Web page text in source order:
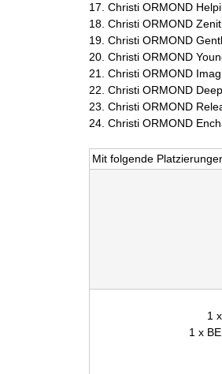
C
I
|
V
D
c
17. Christi ORMOND
18. Christi ORMOND
19. Christi ORMOND
20. Christi ORMOND
21. Christi ORMOND
22. Christi ORMOND
23. Christi ORMOND
24. Christi ORMOND
Mit folgende
1
1 x